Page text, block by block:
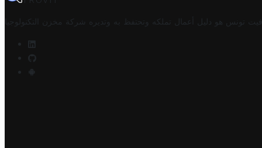
تونس هو دليل أعمال تملكه وتحتفظ به وتديره شركة مخزن التكنولوجيا